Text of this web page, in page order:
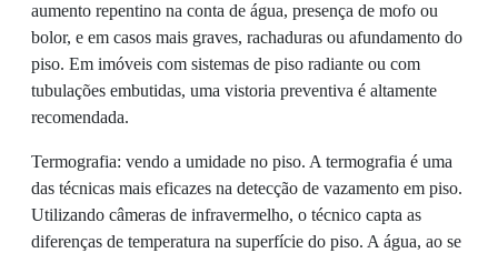
aumento repentino na conta de água, presença de mofo ou
bolor, e em casos mais graves, rachaduras ou afundamento do
piso. Em imóveis com sistemas de piso radiante ou com
tubulações embutidas, uma vistoria preventiva é altamente
recomendada.
Termografia: vendo a umidade no piso. A termografia é uma
das técnicas mais eficazes na detecção de vazamento em piso.
Utilizando câmeras de infravermelho, o técnico capta as
diferenças de temperatura na superfície do piso. A água, ao se